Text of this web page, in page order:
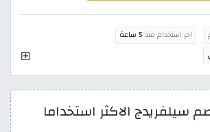
اخر استخدام منذ 5 ساعة
سيلفريدج الاكثر استخداما